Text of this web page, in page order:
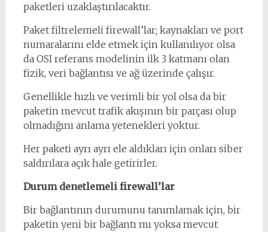
paketleri uzaklaştırılacaktır.
Paket filtrelemeli firewall’lar; kaynakları ve port
numaralarını elde etmek için kullanılıyor olsa
da OSI referans modelinin ilk 3 katmanı olan
fizik, veri bağlantısı ve ağ üzerinde çalışır.
Genellikle hızlı ve verimli bir yol olsa da bir
paketin mevcut trafik akışının bir parçası olup
olmadığını anlama yetenekleri yoktur.
Her paketi ayrı ayrı ele aldıkları için onları siber
saldırılara açık hale getirirler.
Durum denetlemeli firewall’lar
Bir bağlantının durumunu tanımlamak için, bir
paketin yeni bir bağlantı mı yoksa mevcut